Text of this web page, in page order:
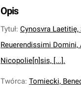
Opis
Tytuł: Cynosvra
Reuerendissimi Domini,
Nicopolie[n]sis, [...].
Twórca: Tomiecki,